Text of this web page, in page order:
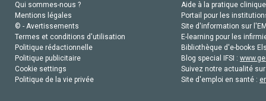
Qui sommes-nous ?
Mentions légales
© - Avertissements
Termes et conditions d'utilisation
Politique rédactionnelle
Politique publicitaire
Cookie settings
Politique de la vie privée
Aide à la pratique
Portail pour les
Site d'information sur
E-learning pour les
Bibliothèque d'e-books
Blog special IFSI :
Suivez notre actualité
Site d'emploi en santé :